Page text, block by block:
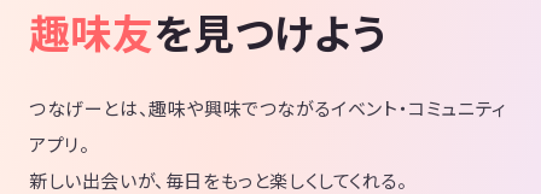
趣味友を見つけよう
つなげーとは、趣味や興味でつながるイベント・コミュニティ
アプリ。
新しい出会いが、毎日をもっと楽しくしてくれる。